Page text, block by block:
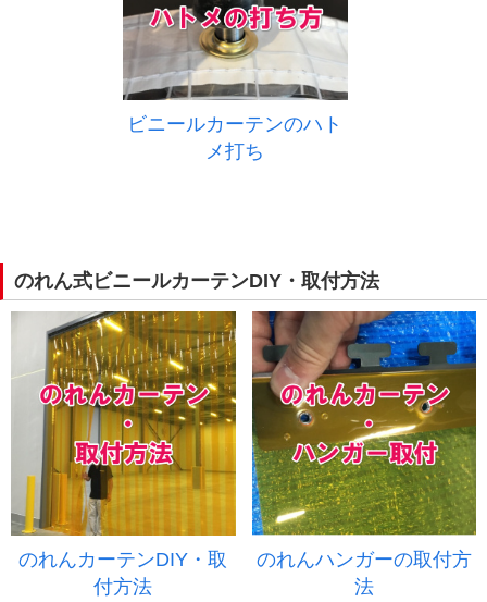
ビニールカーテンのハト
メ打ち
のれん式ビニールカーテンDIY・取付方法
のれんカーテンDIY・取
付方法
のれんハンガーの取付方
法